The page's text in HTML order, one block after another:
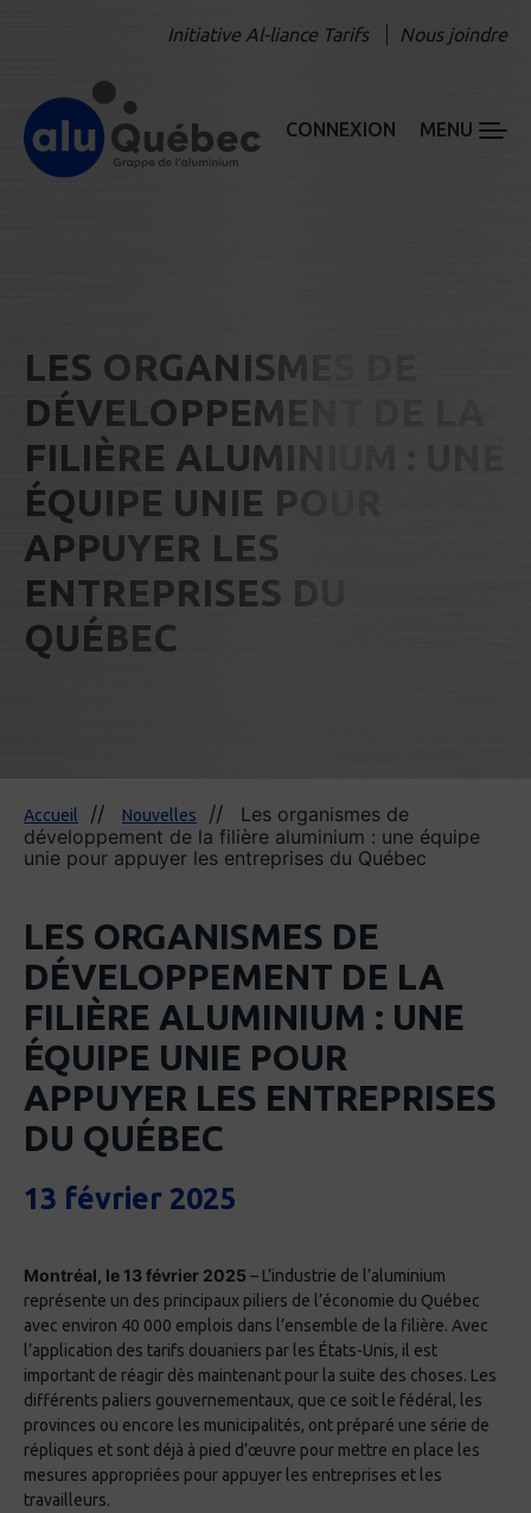
Initiative Al-liance Tarifs Nous joindre
CONNEXION MENU
LES ORGANISMES DE
DÉVELOPPEMENT DE LA
FILIÈRE ALUMINIUM : UNE
ÉQUIPE UNIE POUR
APPUYER LES
ENTREPRISES DU
QUÉBEC
Accueil Nouvelles
Les organismes de
développement de la filière aluminium : une équipe
unie pour appuyer les entreprises du Québec
LES ORGANISMES DE
DÉVELOPPEMENT DE LA
FILIÈRE ALUMINIUM : UNE
ÉQUIPE UNIE POUR
APPUYER LES ENTREPRISES
DU QUÉBEC
13 février 2025
Montréal, le 13 février 2025 – L’industrie de l’aluminium
représente un des principaux piliers de l’économie du Québec
avec environ 40 000 emplois dans l’ensemble de la filière. Avec
l’application des tarifs douaniers par les États-Unis, il est
important de réagir dès maintenant pour la suite des choses. Les
différents paliers gouvernementaux, que ce soit le fédéral, les
provinces ou encore les municipalités, ont préparé une série de
répliques et sont déjà à pied d’œuvre pour mettre en place les
mesures appropriées pour appuyer les entreprises et les
travailleurs.